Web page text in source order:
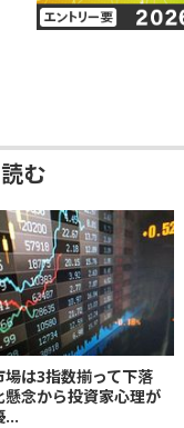
む
場は3指数揃って下落
懸念から投資家心理が
...